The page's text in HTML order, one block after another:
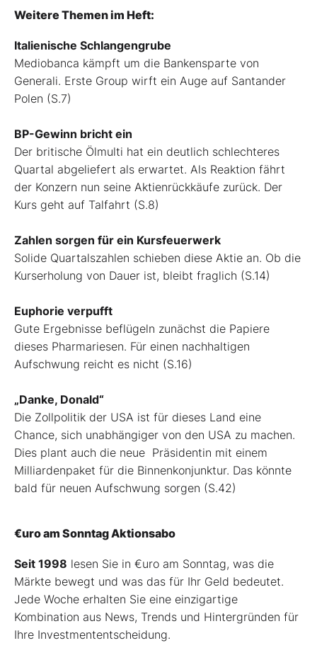
Weitere Themen im Heft:
Italienische Schlangengrube
Mediobanca kämpft um die Bankensparte von
Generali. Erste Group wirft ein Auge auf Santander
Polen (S.7)
BP-Gewinn bricht ein
Der britische Ölmulti hat ein deutlich schlechteres
Quartal abgeliefert als erwartet. Als Reaktion fährt
der Konzern nun seine Aktienrückkäufe zurück. Der
Kurs geht auf Talfahrt (S.8)
Zahlen sorgen für ein Kursfeuerwerk
Solide Quartalszahlen schieben diese Aktie an. Ob die
Kurserholung von Dauer ist, bleibt fraglich (S.14)
Euphorie verpufft
Gute Ergebnisse beflügeln zunächst die Papiere
dieses Pharmariesen. Für einen nachhaltigen
Aufschwung reicht es nicht (S.16)
„Danke, Donald“
Die Zollpolitik der USA ist für dieses Land eine
Chance, sich unabhängiger von den USA zu machen.
Dies plant auch die neue Präsidentin mit einem
Milliardenpaket für die Binnenkonjunktur. Das könnte
bald für neuen Aufschwung sorgen (S.42)
€uro am Sonntag Aktionsabo
Seit 1998 lesen Sie in €uro am Sonntag, was die
Märkte bewegt und was das für Ihr Geld bedeutet.
Jede Woche erhalten Sie eine einzigartige
Kombination aus News, Trends und Hintergründen für
Ihre Investmententscheidung.